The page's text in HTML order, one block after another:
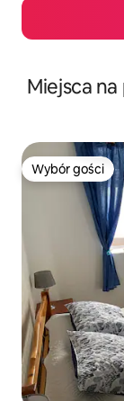
Miejsca
Wybór gości
Wybór gości